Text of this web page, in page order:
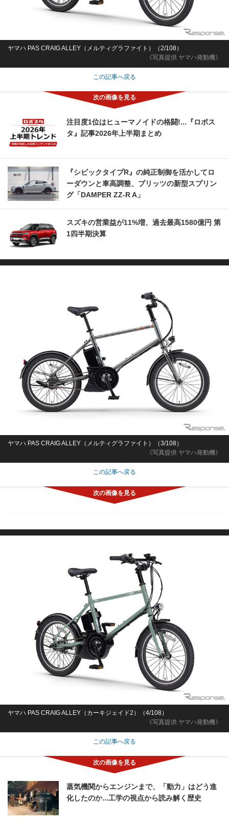
《写真提供 ヤマハ発動機》
ヤマハ PAS CRAIG ALLEY（メルティグラファイト）（2/108）
この記事へ戻る
注目度1位はヒューマノイドの格闘!...『ロボス
タ』記事2026年上半期まとめ
『シビックタイプR』の純正制御を活かしてロ
ーダウンと車高調整、ブリッツの新型スプリン
グ「DAMPER ZZ-R A」
スズキの営業益が11%増、過去最高1580億円 第
1四半期決算
《写真提供 ヤマハ発動機》
ヤマハ PAS CRAIG ALLEY（メルティグラファイト）（3/108）
この記事へ戻る
《写真提供 ヤマハ発動機》
ヤマハ PAS CRAIG ALLEY（カーキジェイド2）（4/108）
この記事へ戻る
蒸気機関からエンジンまで、「動力」はどう進
化したのか...工学の視点から読み解く歴史